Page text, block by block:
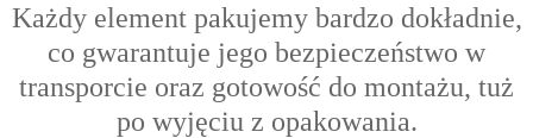
Każdy element pakujemy bardzo dokładnie,
co gwarantuje jego bezpieczeństwo w
transporcie oraz gotowość do montażu, tuż
po wyjęciu z opakowania.